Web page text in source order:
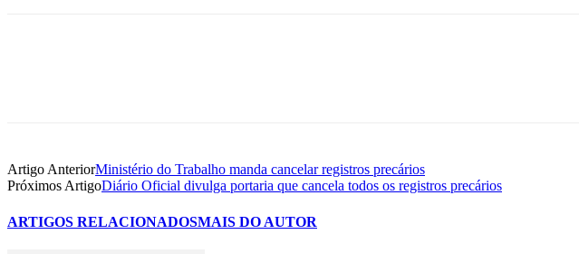
Artigo AnteriorMinistério do Trabalho manda cancelar registros precários
Próximos ArtigoDiário Oficial divulga portaria que cancela todos os registros precários
ARTIGOS RELACIONADOSMAIS DO AUTOR